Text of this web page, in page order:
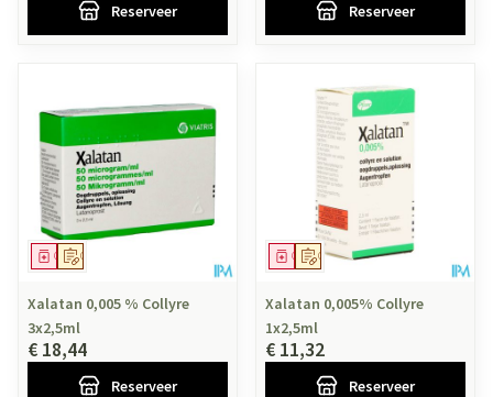
Reserveer Reserveer
Op voorschrift
Geneesmiddel
Xalatan 0,005 % Collyre
3x2,5ml
€ 18,44
Reserveer
Op voorschrift
Geneesmiddel
Xalatan 0,005% Collyre
1x2,5ml
€ 11,32
Reserveer